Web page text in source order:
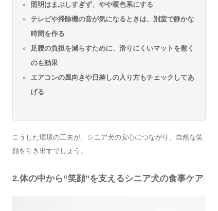
照明はまぶしすぎず、やや暖色系にする
テレビや掃除機の音が気になるときは、別室で静かな
時間を作る
足腰の負担を減らすために、滑りにくいマットを敷く
のも効果
エアコンの風向きや日差しの入り方もチェックしてあ
げる
こうした環境の工夫が、シニア犬の安心につながり、自然な笑
顔を引き出すでしょう。
2.体の中から“笑顔”を支えるシニア犬の食事ケア